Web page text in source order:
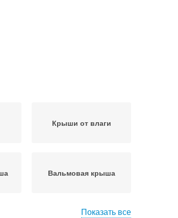
Крыши от влаги
Вальмовая крыша
Показать все